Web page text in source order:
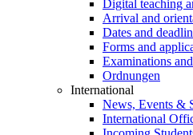
Digital teaching
Arrival and
Dates and
Forms and
Examinations
Ordnungen
International
News, Events &
International